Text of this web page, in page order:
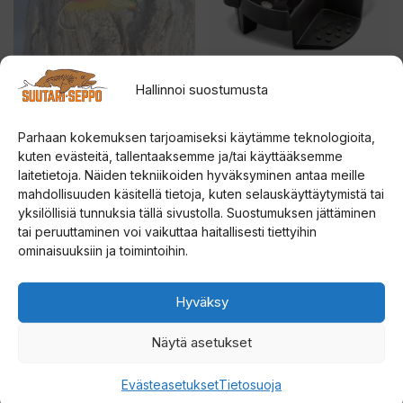
Hallinnoi suostumusta
Parhaan kokemuksen tarjoamiseksi käytämme teknologioita,
kuten evästeitä, tallentaaksemme ja/tai käyttääksemme
laitetietoja. Näiden tekniikoiden hyväksyminen antaa meille
mahdollisuuden käsitellä tietoja, kuten selauskäyttäytymistä tai
yksilöllisiä tunnuksia tällä sivustolla. Suostumuksen jättäminen
tai peruuttaminen voi vaikuttaa haitallisesti tiettyihin
ominaisuuksiin ja toimintoihin.
Hyväksy
Näytä asetukset
EvästeasetuksetTietosuoja
VAPPU KOPPIAINEN
5.00
5:stä
14,00€
Valitse vaihtoehdoista
Voit
tehdä
valinnat
tuotteen
sivulla.
5:stä
19,90€ –24,90€
19,90 €
Valitse vaihtoehdoista
muunnelma.
tehdä
valinnat
sivulla.
Tällä
tuotteella
tuotteella
on
Voit